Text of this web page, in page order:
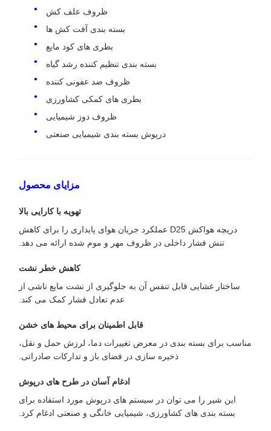
ظروف علف کش
بسته بندی آفت کش ها
بطری های کود مایع
بسته بندی تنظیم کننده رشد گیاه
ظروف ضد عفونی کننده
بطری های کمکی کشاورزی
ظروف دوز شیمیایی
درپوش بسته بندی شیمیایی صنعتی
مزایای محصول
تهویه با کارایی بالا
دریچه هواکش D25 عملکرد جریان هوای پایداری را برای کاهش
تنش فشار داخلی در ظروف مهر و موم شده ارائه می دهد.
کاهش خطر نشت
ساختار غشایی قابل تنفس آن به جلوگیری از نشت مایع ناشی از
عدم تعادل فشار کمک می کند.
قابل اطمینان برای محیط های خشن
مناسب برای بسته بندی در معرض تغییرات دما، لرزش حمل و نقل،
ذخیره سازی در فضای باز و تدارکات صادراتی.
ادغام آسان در طرح های درپوش
این شیر را می توان در سیستم های درپوش مورد استفاده برای
بسته بندی های کشاورزی، شیمیایی خانگی و صنعتی ادغام کرد.